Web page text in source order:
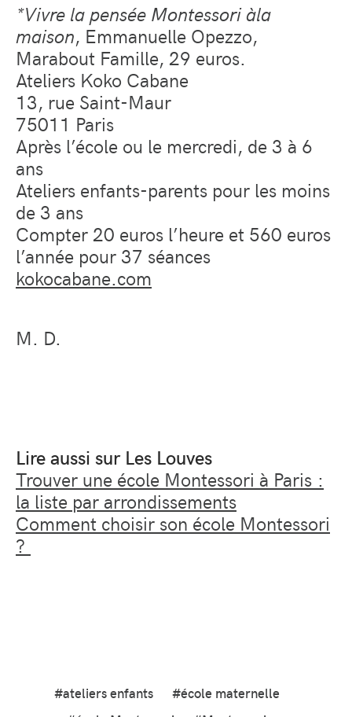
*Vivre la pensée Montessoriàla
maison, Emmanuelle Opezzo,
Marabout Famille, 29 euros.
Ateliers Koko Cabane
13, rue Saint-Maur
75011 Paris
Après l’école ou le mercredi, de 3 à 6
ans
Ateliers enfants-parents pour les moins
de 3 ans
Compter 20 euros l’heure et 560 euros
l’année pour 37 séances
kokocabane.com
M. D.
Lire aussi sur Les Louves
Trouver une école Montessori à Paris :
la liste par arrondissements
Comment choisir son école Montessori
?
#ateliers enfants
#école maternelle